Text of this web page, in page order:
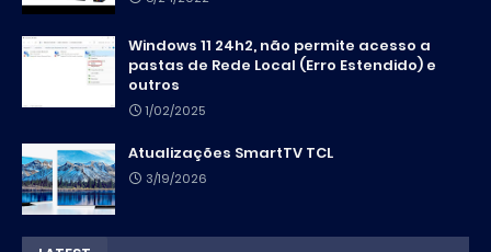
Windows 11 24h2, não permite acesso a
pastas de Rede Local (Erro Estendido) e
outros
1/02/2025
Atualizações SmartTV TCL
3/19/2026